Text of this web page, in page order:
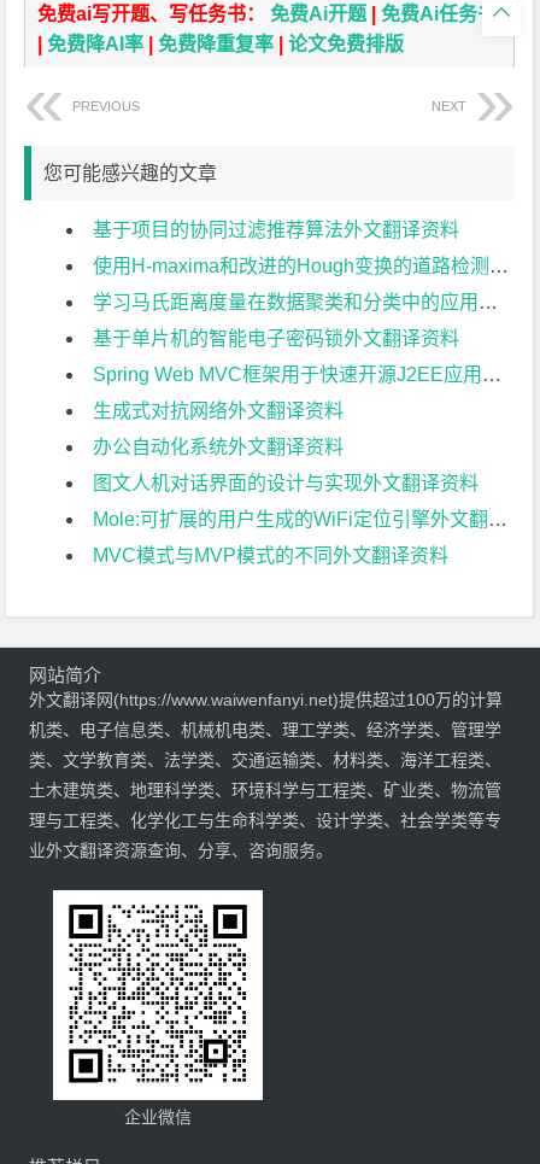
免费ai写开题、写任务书：免费Ai开题 |免费Ai任务书
|免费降AI率 |免费降重复率 |论文免费排版
PREVIOUS NEXT
您可能感兴趣的文章
基于项目的协同过滤推荐算法外文翻译资料
使用H-maxima和改进的Hough变换的道路检测外文翻译资料
学习马氏距离度量在数据聚类和分类中的应用外文翻译资料
基于单片机的智能电子密码锁外文翻译资料
Spring Web MVC框架用于快速开源J2EE应用开发:案例研究外文翻译资料
生成式对抗网络外文翻译资料
办公自动化系统外文翻译资料
图文人机对话界面的设计与实现外文翻译资料
Mole:可扩展的用户生成的WiFi定位引擎外文翻译资料
MVC模式与MVP模式的不同外文翻译资料

网站简介
外文翻译网(https://www.waiwenfanyi.net)提供超过100万的计算
机类、电子信息类、机械机电类、理工学类、经济学类、管理学
类、文学教育类、法学类、交通运输类、材料类、海洋工程类、
土木建筑类、地理科学类、环境科学与工程类、矿业类、物流管
理与工程类、化学化工与生命科学类、设计学类、社会学类等专
业外文翻译资源查询、分享、咨询服务。
企业微信